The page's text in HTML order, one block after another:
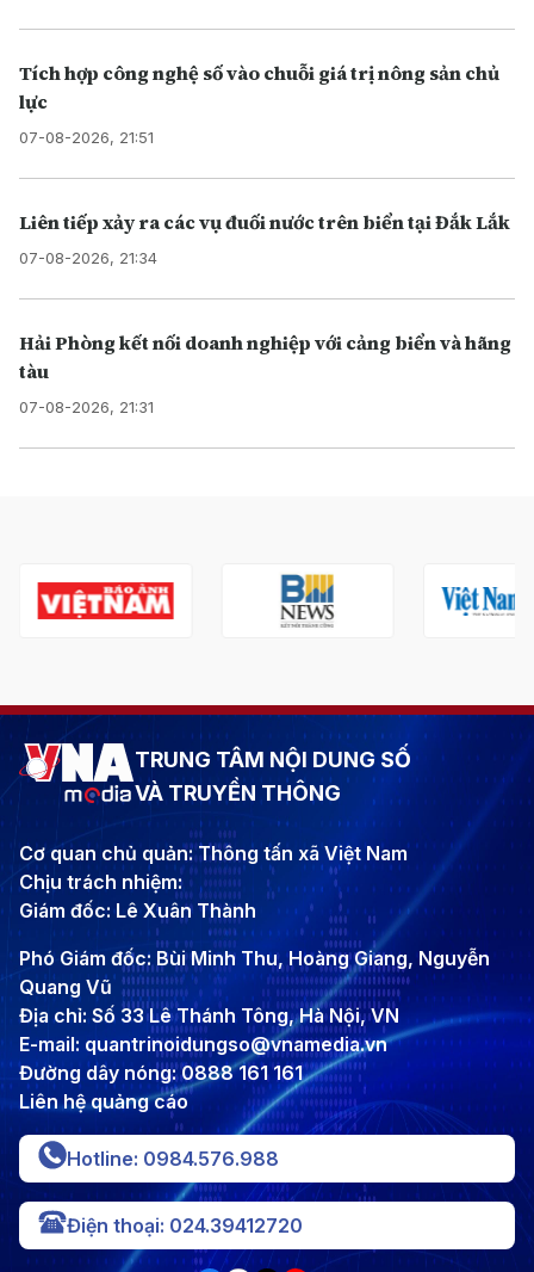
Tích hợp công nghệ số vào chuỗi giá trị nông sản chủ
lực
07-08-2026, 21:51
Liên tiếp xảy ra các vụ đuối nước trên biển tại Đắk Lắk
07-08-2026, 21:34
Hải Phòng kết nối doanh nghiệp với cảng biển và hãng
tàu
07-08-2026, 21:31
TRUNG TÂM NỘI DUNG SỐ
VÀ TRUYỀN THÔNG
Cơ quan chủ quản: Thông tấn xã Việt Nam
Chịu trách nhiệm:
Giám đốc: Lê Xuân Thành
Phó Giám đốc: Bùi Minh Thu, Hoàng Giang, Nguyễn
Quang Vũ
Địa chỉ: Số 33 Lê Thánh Tông, Hà Nội, VN
E-mail: quantrinoidungso@vnamedia.vn
Đường dây nóng: 0888 161 161
Liên hệ quảng cáo
Hotline: 0984.576.988
Điện thoại: 024.39412720